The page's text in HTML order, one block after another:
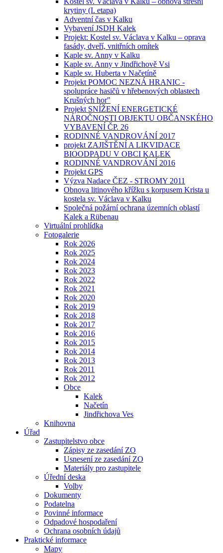
krytiny (I. etapa)
Adventní čas v Kalku
Vybavení JSDH Kalek
Projekt: Kostel sv. Václava v Kalku – oprava
fasády, dveří, vnitřních omítek
Kaple sv. Anny v Kalku
Kaple sv. Anny v Jindřichově Vsi
Kaple sv. Huberta v Načetíně
Projekt POMOC NEZNÁ HRANIC -
spolupráce hasičů v hřebenových oblastech
Krušných hor"
Projekt SNÍŽENÍ ENERGETICKÉ
NÁROČNOSTI OBJEKTU OBČANSKÉHO
VYBAVENÍ ČP. 26
RODINNÉ VANDROVÁNÍ 2017
projekt ZAJIŠTĚNÍ A LIKVIDACE
BIOODPADU V OBCI KALEK
RODINNÉ VANDROVÁNÍ 2016
Projekt GPS
Výzva Nadace ČEZ - STROMY 2011
Obnova litinového křížku s korpusem Krista u
kostela sv. Václava v Kalku
Společná požární ochrana územních oblastí
Kalek a Rübenau
Virtuální prohlídka
Fotogalerie
Rok 2026
Rok 2025
Rok 2024
Rok 2023
Rok 2022
Rok 2021
Rok 2020
Rok 2019
Rok 2018
Rok 2017
Rok 2016
Rok 2015
Rok 2014
Rok 2013
Rok 2011
Rok 2012
Obce
Kalek
Načetín
Jindřichova Ves
Knihovna
Úřad
Zastupitelstvo obce
Zápisy ze zasedání ZO
Usnesení ze zasedání ZO
Materiály pro zastupitele
Úřední deska
Volby
Dokumenty
Podatelna
Povinné informace
Odpadové hospodaření
Ochrana osobních údajů
Praktické informace
Mapy